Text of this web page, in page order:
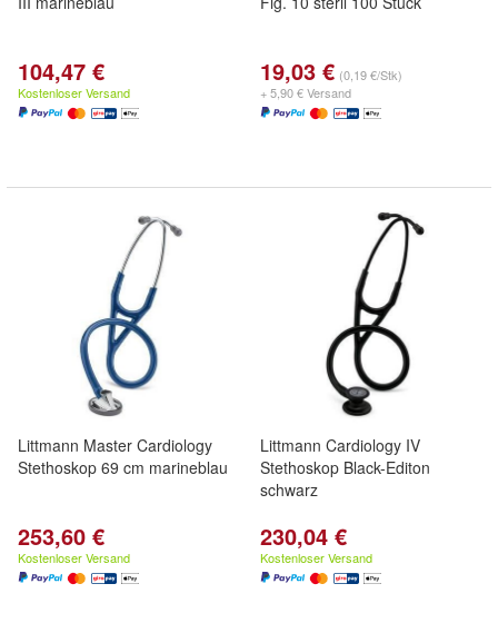
104,47 €
Kostenloser Versand
19,03 € (0,19 €/Stk)
+ 5,90 € Versand
Littmann Master Cardiology
Stethoskop 69 cm marineblau
253,60 €
Kostenloser Versand
Littmann Cardiology IV
Stethoskop Black-Editon
schwarz
230,04 €
Kostenloser Versand